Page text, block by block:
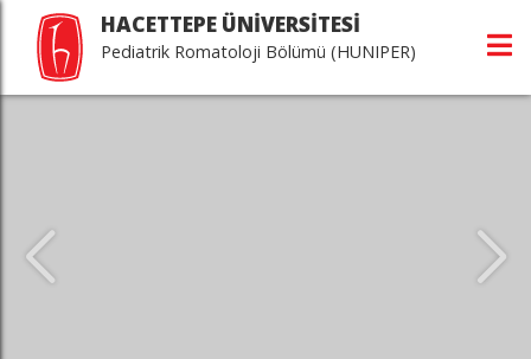
HACETTEPE ÜNİVERSİTESİ
Pediatrik Romatoloji Bölümü (HUNIPER)